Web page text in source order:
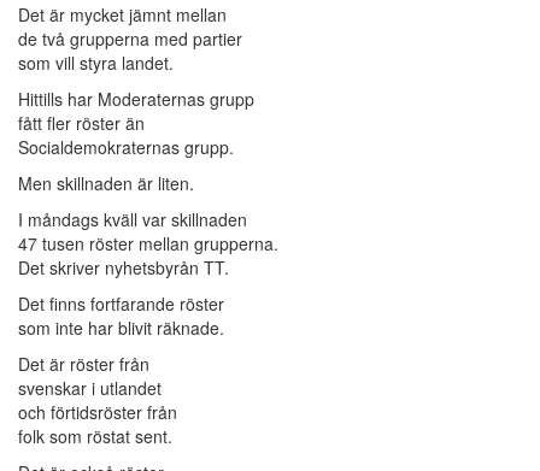
Det är mycket jämnt mellan
de två grupperna med partier
som vill styra landet.
Hittills har Moderaternas grupp
fått fler röster än
Socialdemokraternas grupp.
Men skillnaden är liten.
I måndags kväll var skillnaden
47 tusen röster mellan grupperna.
Det skriver nyhetsbyrån TT.
Det finns fortfarande röster
som inte har blivit räknade.
Det är röster från
svenskar i utlandet
och förtidsröster från
folk som röstat sent.